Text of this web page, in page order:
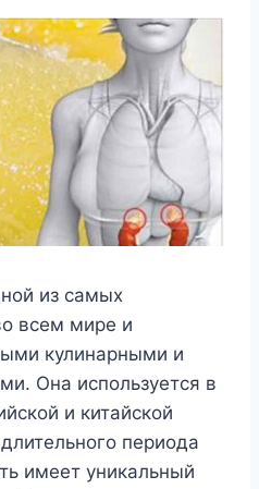
из самых
всем мире и
кулинарными и
Она используется в
и китайской
периода
имеет уникальный